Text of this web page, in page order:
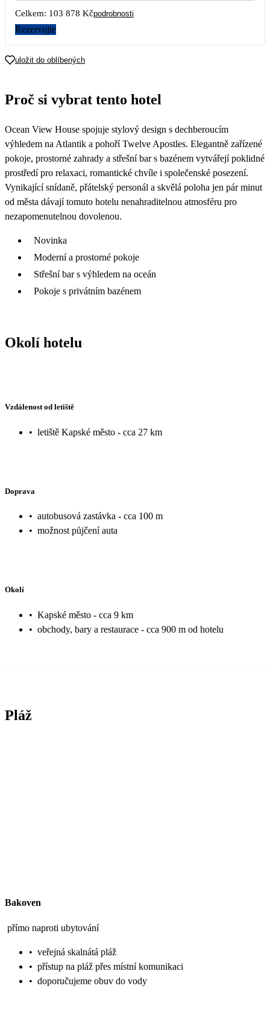
10 11 12
17
90 139
18
87 379
19 20 21 22 23
Celkem: 103 878 Kčpodrobnosti
Rezervujte
uložit do oblíbených
Proč si vybrat tento hotel
Ocean View House spojuje stylový design s dechberoucím
výhledem na Atlantik a pohoří Twelve Apostles. Elegantně zařízené
pokoje, prostorné zahrady a střešní bar s bazénem vytvářejí poklidné
prostředí pro relaxaci, romantické chvíle i společenské posezení.
Vynikající snídaně, přátelský personál a skvělá poloha jen pár minut
od města dávají tomuto hotelu nenahraditelnou atmosféru pro
nezapomenutelnou dovolenou.
Novinka
Moderní a prostorné pokoje
Střešní bar s výhledem na oceán
Pokoje s privátním bazénem
Okolí hotelu
Vzdálenost od letiště
• letiště Kapské město - cca 27 km
Doprava
• autobusová zastávka - cca 100 m
• možnost půjčení auta
Okolí
• Kapské město - cca 9 km
• obchody, bary a restaurace - cca 900 m od hotelu
Pláž
Bakoven
přímo naproti ubytování
• veřejná skalnátá pláž
• přístup na pláž přes místní komunikaci
• doporučujeme obuv do vody